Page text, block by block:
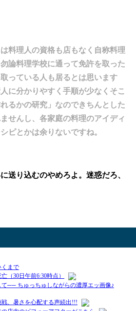
料理人の資格も店もなく自称料理
論料理学校に通って免許を取った
っている人も居るとは思います
に分かりやすく手順が少なくそこ
るかの研究」なのできちんとした
せんし、各家庭の料理のアイディ
ピとかは余りないですね。
送り込むのやめろよ。迷惑だろ、